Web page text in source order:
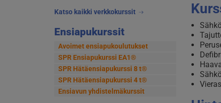
Katso kaikki verkkokurssit
Ensiapukurssit
Avoimet ensiapukoulutukset
SPR Ensiapukurssi EA1®
SPR Hätäensiapukurssi 8 t®
SPR Hätäensiapukurssi 4 t®
Ensiavun yhdistelmäkurssit